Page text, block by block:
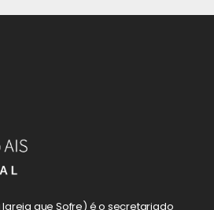
Igreja que Sofre) é o secretariado